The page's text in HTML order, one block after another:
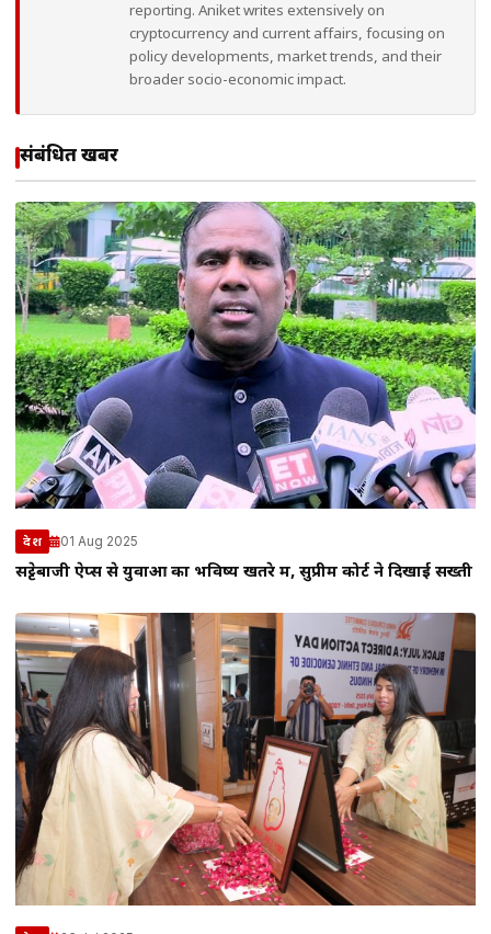
reporting. Aniket writes extensively on
cryptocurrency and current affairs, focusing on
policy developments, market trends, and their
broader socio-economic impact.
संबंधित खबरें
देश 01 Aug 2025
सट्टेबाजी ऐप्स से युवाओं का भविष्य खतरे में, सुप्रीम कोर्ट ने दिखाई सख्ती